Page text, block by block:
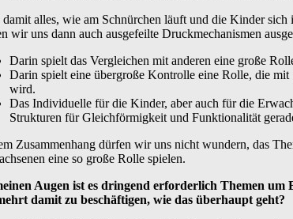
alles, wie am Schnürchen läuft und die Kinder sich
wir uns dann auch ausgefeilte Druckmechanismen
Darin spielt das Vergleichen mit anderen eine große
Darin spielt eine übergroße Kontrolle eine Rolle, die
wird.
Das Individuelle für die Kinder, aber auch für die
Strukturen für Gleichförmigkeit und Funktionalität
Zusammenhang dürfen wir uns nicht wundern, das
eine so große Rolle spielen.
Augen ist es dringend erforderlich Themen
damit zu beschäftigen, wie das überhaupt geht?